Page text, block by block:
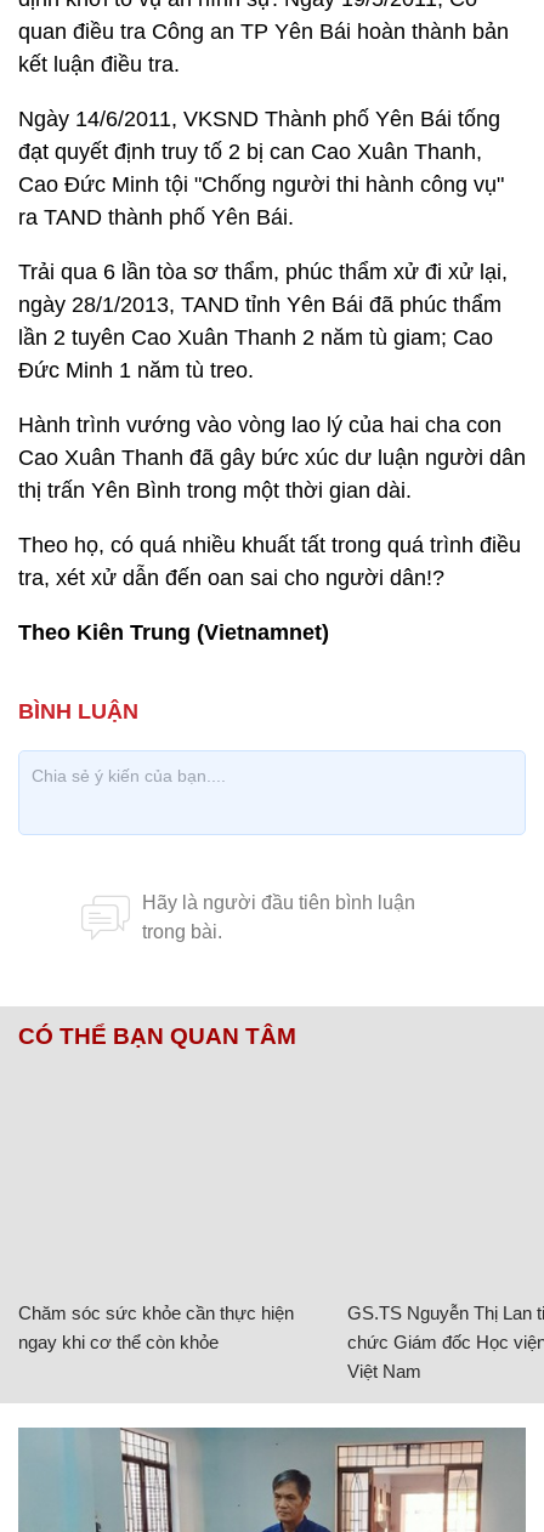
quan điều tra Công an TP Yên Bái hoàn thành bản
kết luận điều tra.
Ngày 14/6/2011, VKSND Thành phố Yên Bái tống
đạt quyết định truy tố 2 bị can Cao Xuân Thanh,
Cao Đức Minh tội "Chống người thi hành công vụ"
ra TAND thành phố Yên Bái.
Trải qua 6 lần tòa sơ thẩm, phúc thẩm xử đi xử lại,
ngày 28/1/2013, TAND tỉnh Yên Bái đã phúc thẩm
lần 2 tuyên Cao Xuân Thanh 2 năm tù giam; Cao
Đức Minh 1 năm tù treo.
Hành trình vướng vào vòng lao lý của hai cha con
Cao Xuân Thanh đã gây bức xúc dư luận người dân
thị trấn Yên Bình trong một thời gian dài.
Theo họ, có quá nhiều khuất tất trong quá trình điều
tra, xét xử dẫn đến oan sai cho người dân!?
Theo Kiên Trung (Vietnamnet)
CÓ THỂ BẠN QUAN TÂM
Chăm sóc sức khỏe cần thực hiện
ngay khi cơ thể còn khỏe
GS.TS Nguyễn Thị Lan
chức Giám đốc Học
Việt Nam